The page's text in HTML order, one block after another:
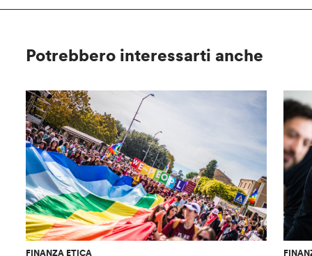
Potrebbero interessarti anche
FINANZA ETICA